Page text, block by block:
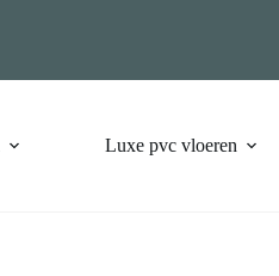
Luxe pvc vloeren